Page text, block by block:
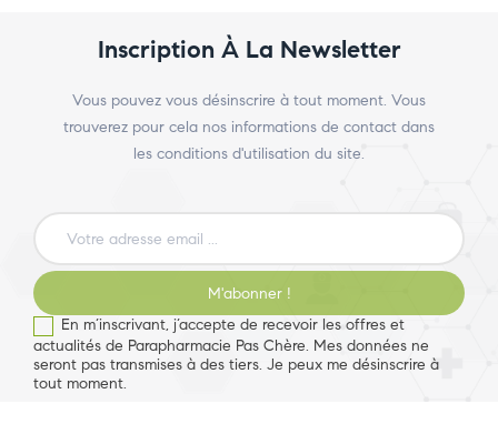
Inscription À La Newsletter
Vous pouvez vous désinscrire à tout moment. Vous
trouverez pour cela nos informations de contact dans
les conditions d'utilisation du site.
M'abonner !
En m’inscrivant, j’accepte de recevoir les offres et
actualités de Parapharmacie Pas Chère. Mes données ne
seront pas transmises à des tiers. Je peux me désinscrire à
tout moment.